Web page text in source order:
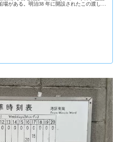
場がある。明治38 年に開設されたこの渡し